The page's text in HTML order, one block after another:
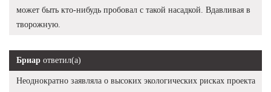
может быть кто-нибудь пробовал с такой насадкой. Вдавливая в
творожную.
Бриар ответил(а)
Неоднократно заявляла о высоких экологических рисках проекта